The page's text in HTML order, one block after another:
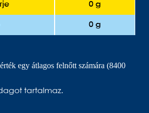
0 g
0 g
egy átlagos felnőtt számára (8400
tartalmaz.